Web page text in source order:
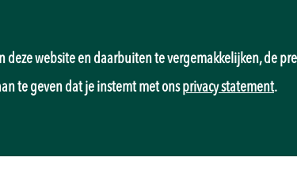
website en daarbuiten te vergemakkelijken, de
te geven dat je instemt met onsprivacy statement.